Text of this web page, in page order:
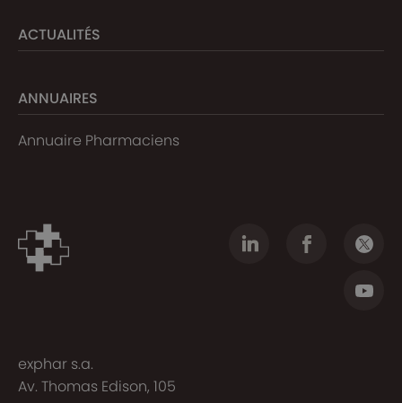
ACTUALITÉS
ANNUAIRES
Annuaire Pharmaciens
exphar s.a.
Av. Thomas Edison, 105